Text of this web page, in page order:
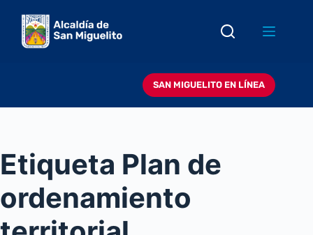
contenido
SAN MIGUELITO EN LÍNEA
Etiqueta Plan de
ordenamiento